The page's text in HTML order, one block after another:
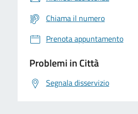
Chiama il numero
Prenota appuntamento
Problemi in Città
Segnala disservizio